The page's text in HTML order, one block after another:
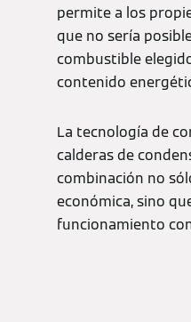
permite a los
que no sería
combustible
contenido
La tecnología de
calderas de
combinación no
económica, sino
funcionamiento